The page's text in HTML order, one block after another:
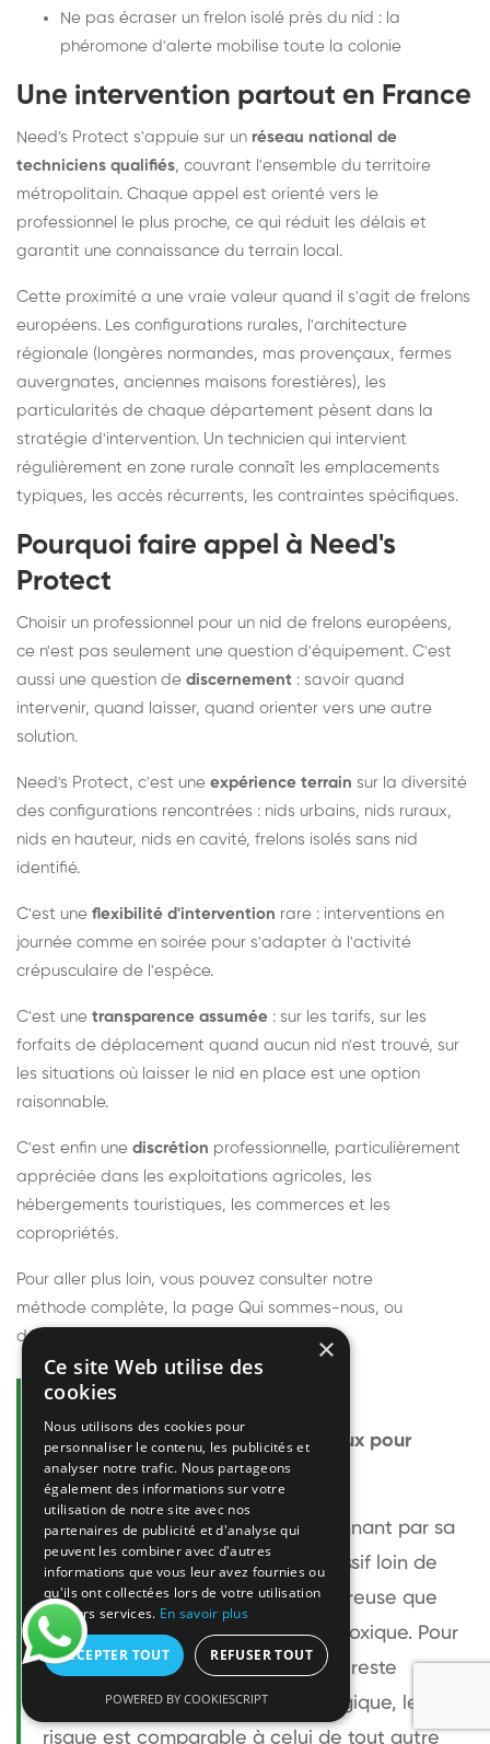
Ne pas écraser un frelon isolé près du nid : la
phéromone d'alerte mobilise toute la colonie
Une intervention partout en France
Need's Protect s'appuie sur un réseau national de
techniciens qualifiés, couvrant l'ensemble du territoire
métropolitain. Chaque appel est orienté vers le
professionnel le plus proche, ce qui réduit les délais et
garantit une connaissance du terrain local.
Cette proximité a une vraie valeur quand il s'agit de frelons
européens. Les configurations rurales, l'architecture
régionale (longères normandes, mas provençaux, fermes
auvergnates, anciennes maisons forestières), les
particularités de chaque département pèsent dans la
stratégie d'intervention. Un technicien qui intervient
régulièrement en zone rurale connaît les emplacements
typiques, les accès récurrents, les contraintes spécifiques.
Pourquoi faire appel à Need's
Protect
Choisir un professionnel pour un nid de frelons européens,
ce n'est pas seulement une question d'équipement. C'est
aussi une question de discernement : savoir quand
intervenir, quand laisser, quand orienter vers une autre
solution.
Need's Protect, c'est une expérience terrain sur la diversité
des configurations rencontrées : nids urbains, nids ruraux,
nids en hauteur, nids en cavité, frelons isolés sans nid
identifié.
C'est une flexibilité d'intervention rare : interventions en
journée comme en soirée pour s'adapter à l'activité
crépusculaire de l'espèce.
C'est une transparence assumée : sur les tarifs, sur les
forfaits de déplacement quand aucun nid n'est trouvé, sur
les situations où laisser le nid en place est une option
raisonnable.
C'est enfin une discrétion professionnelle, particulièrement
appréciée dans les exploitations agricoles, les
hébergements touristiques, les commerces et les
copropriétés.
Pour aller plus loin, vous pouvez consulter notre
méthode complète, la page Qui sommes-nous, ou
découvrir
Questions fréquentes
Le frelon européen est-il dangereux pour
l'homme ?
Le frelon européen est impressionnant par sa
taille mais relativement peu agressif loin de
son nid. Sa piqûre est plus douloureuse que
celle d'une guêpe sans être plus toxique. Pour
une personne non allergique, elle reste
bénigne. Pour une personne allergique, le
risque est comparable à celui de tout autre
×
Ce site Web utilise des
cookies
Nous utilisons des cookies pour
personnaliser le contenu, les publicités et
analyser notre trafic. Nous partageons
également des informations sur votre
utilisation de notre site avec nos
partenaires de publicité et d'analyse qui
peuvent les combiner avec d'autres
informations que vous leur avez fournies ou
qu'ils ont collectées lors de votre utilisation
de leurs services. En savoir plus
ACCEPTER TOUT REFUSER TOUT
POWERED BY COOKIESCRIPT